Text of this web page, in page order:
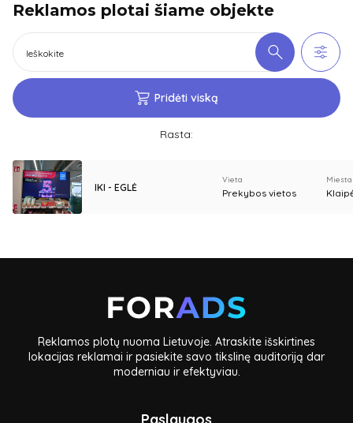
Reklamos plotai šiame objekte
Pridėti viską
Rasta:
IKI - EGLĖ
Vieta
Prekybos vietos
Reklamos plotų nuoma Lietuvoje. Atraskite išskirtines
lokacijas reklamai ir pasiekite savo tikslinę auditoriją dar
moderniau ir efektyviau.